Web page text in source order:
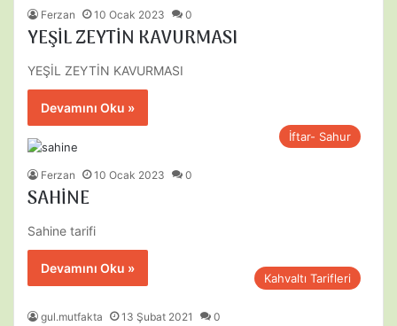
Ferzan 10 Ocak 2023 0
YEŞİL ZEYTİN KAVURMASI
YEŞİL ZEYTİN KAVURMASI
Devamını Oku »
İftar- Sahur
Ferzan 10 Ocak 2023 0
SAHİNE
Sahine tarifi
Devamını Oku »
Kahvaltı Tarifleri
gul.mutfakta 13 Şubat 2021 0